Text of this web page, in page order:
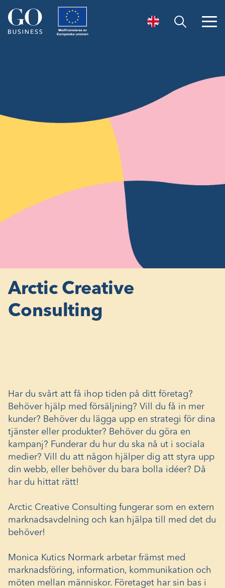
Öppna sök
Arctic Creative
Consulting
Har du svårt att få ihop tiden på ditt företag?
Behöver hjälp med försäljning? Vill du få in mer
kunder? Behöver du lägga upp en strategi för dina
tjänster eller produkter? Behöver du göra en
kampanj? Funderar du hur du ska nå ut i sociala
medier? Vill du att någon hjälper dig att styra upp
din webb, eller behöver du bara bolla idéer? Då
har du hittat rätt!
Arctic Creative Consulting fungerar som en extern
marknadsavdelning och kan hjälpa till med det du
behöver!
Monica Kutics Normark arbetar främst med
marknadsföring, information, kommunikation och
möten mellan människor. Företaget har sin bas i